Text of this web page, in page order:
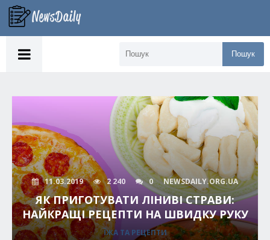
Пошук
11.03.2019 2 240 0 NEWSDAILY.ORG.UA
ЯК ПРИГОТУВАТИ ЛІНИВІ СТРАВИ:
НАЙКРАЩІ РЕЦЕПТИ НА ШВИДКУ РУКУ
ЇЖА ТА РЕЦЕПТИ